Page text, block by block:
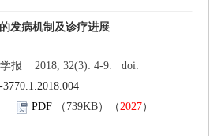
学报 2018, 32(3): 4-9. doi:
）